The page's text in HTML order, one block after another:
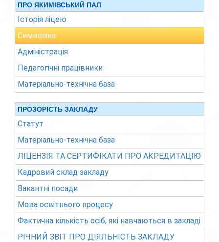
ПРО ЯКИМІВСЬКИЙ ПАЛ
Історія ліцею
Символіка
Адміністрація
Педагогічні працівники
Матеріально-технічна база
ПРОЗОРІСТЬ ЗАКЛАДУ
Статут
Матеріально-технічна база
ЛІЦЕНЗІЯ ТА СЕРТИФІКАТИ ПРО АКРЕДИТАЦІЮ
Кадровий склад закладу
Вакантні посади
Мова освітнього процесу
Фактична кількість осіб, які навчаються в закладі
РІЧНИЙ ЗВІТ ПРО ДІЯЛЬНІСТЬ ЗАКЛАДУ